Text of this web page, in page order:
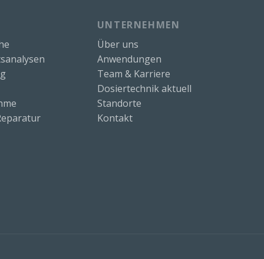
UNTERNEHMEN
Über uns
Anwendungen
Team & Karriere
Dosiertechnik aktuell
Standorte
Kontakt